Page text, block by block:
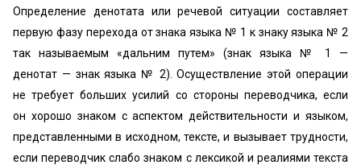
Определение денотата или речевой ситуации составляет
первую фазу перехода от знака языка № 1 к знаку языка № 2
так называемым «дальним путем» (знак языка № 1 —
денотат — знак языка № 2). Осуществление этой операции
не требует больших усилий со стороны переводчика, если
он хорошо знаком с аспектом действительности и языком,
представленными в исходном, тексте, и вызывает трудности,
если переводчик слабо знаком с лексикой и реалиями текста